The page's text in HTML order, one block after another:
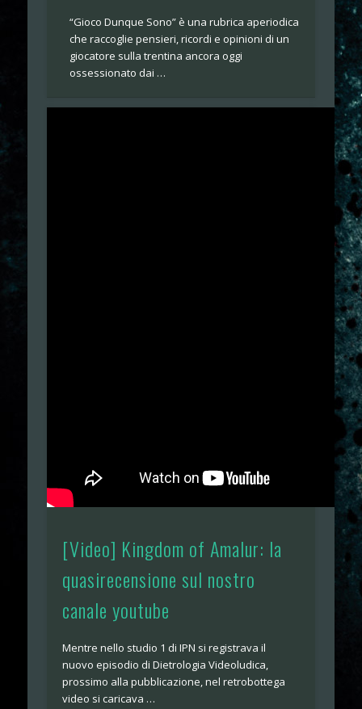
“Gioco Dunque Sono” è una rubrica aperiodica
che raccoglie pensieri, ricordi e opinioni di un
giocatore sulla trentina ancora oggi
ossessionato dai …
[Video] Kingdom of Amalur: la
quasirecensione sul nostro
canale youtube
Mentre nello studio 1 di IPN si registrava il
nuovo episodio di Dietrologia Videoludica,
prossimo alla pubblicazione, nel retrobottega
video si caricava …